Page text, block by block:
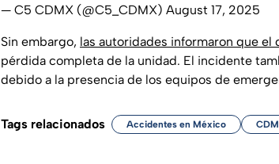
— C5 CDMX (@C5_CDMX) August 17, 2025
Sin embargo, las autoridades informaron que el
pérdida completa de la unidad. El incidente
debido a la presencia de los equipos de
Tags relacionados Accidentes en México